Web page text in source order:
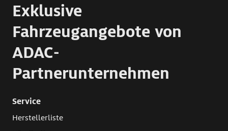
Exklusive
Fahrzeugangebote von
ADAC-
Partnerunternehmen
Service
Herstellerliste